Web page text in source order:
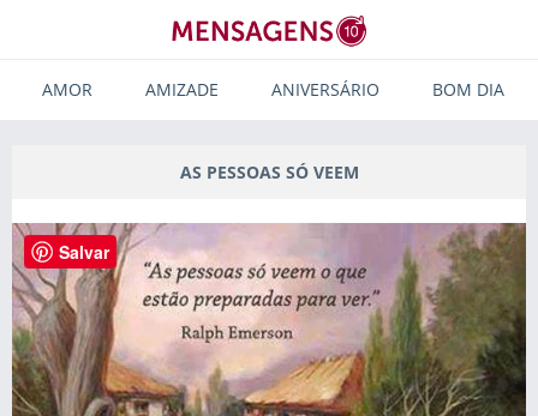
AMOR AMIZADE ANIVERSÁRIO BOM DIA
AS PESSOAS SÓ VEEM
Salvar